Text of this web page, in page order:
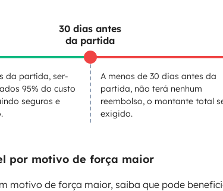
da partida, ser-
95% do custo
seguros e
30 dias antes
da partida
A menos de 30 dias antes da
partida, não terá nenhum
reembolso, o montante total
exigido.
por motivo de força maior
motivo de força maior, saiba que pode
Sanita
Frigorífico